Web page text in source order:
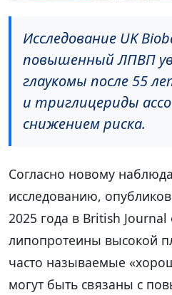
Исследование UK
повышенный ЛПВП
глаукомы после 55
и триглицериды
снижением риска.
Согласно новому
исследованию,
2025 года в British
липопротеины высокой
часто называемые
могут быть связаны с